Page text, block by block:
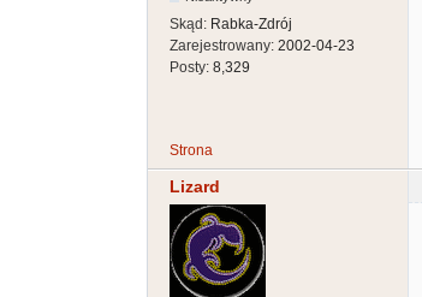
Skąd: Rabka-Zdrój
Zarejestrowany: 2002-04-23
Posty: 8,329
Strona
Lizard